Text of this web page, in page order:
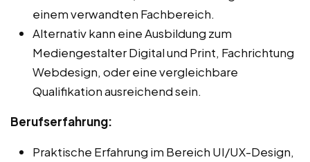
einem verwandten Fachbereich.
Alternativ kann eine Ausbildung zum
Mediengestalter Digital und Print, Fachrichtung
Webdesign, oder eine vergleichbare
Qualifikation ausreichend sein.
Berufserfahrung:
Praktische Erfahrung im Bereich UI/UX-Design,